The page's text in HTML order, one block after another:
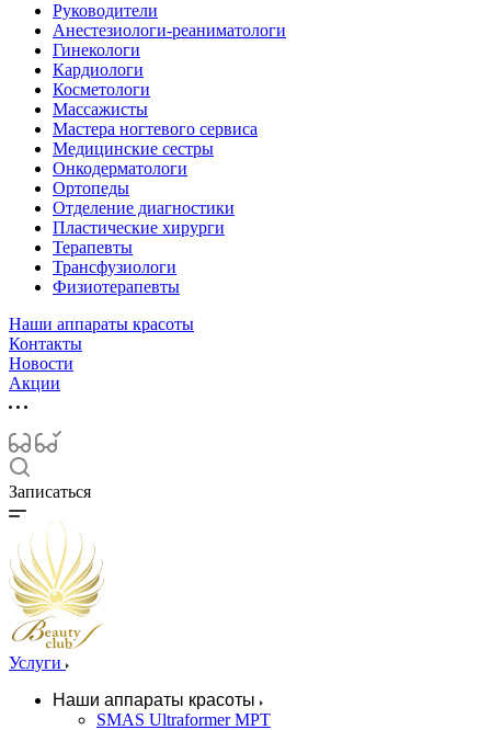
Руководители
Анестезиологи-реаниматологи
Гинекологи
Кардиологи
Косметологи
Массажисты
Мастера ногтевого сервиса
Медицинские сестры
Онкодерматологи
Ортопеды
Отделение диагностики
Пластические хирурги
Терапевты
Трансфузиологи
Физиотерапевты
Наши аппараты красоты
Контакты
Новости
Акции
Записаться
Услуги
Наши аппараты красоты
SMAS Ultraformer MPT